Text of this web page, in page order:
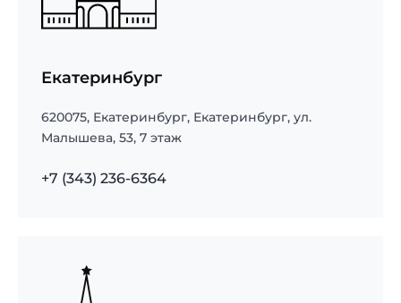
Екатеринбург
620075, Екатеринбург, Екатеринбург, ул.
Малышева, 53, 7 этаж
+7 (343) 236-6364